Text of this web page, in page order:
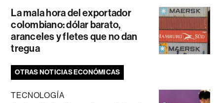
La mala hora del exportador
colombiano: dólar barato,
aranceles y fletes que no dan
tregua
OTRAS NOTICIAS ECONÓMICAS
TECNOLOGÍA